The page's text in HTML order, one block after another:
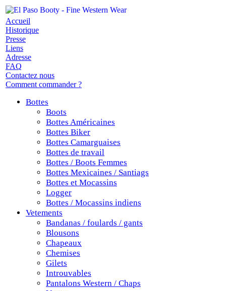
Accueil
Historique
Presse
Liens
Adresse
FAQ
Contactez nous
Comment commander ?
Bottes
Boots
Bottes Américaines
Bottes Biker
Bottes Camarguaises
Bottes de travail
Bottes / Boots Femmes
Bottes Mexicaines / Santiags
Bottes et Mocassins
Logger
Bottes / Mocassins indiens
Vetements
Bandanas / foulards / gants
Blousons
Chapeaux
Chemises
Gilets
Introuvables
Pantalons Western / Chaps